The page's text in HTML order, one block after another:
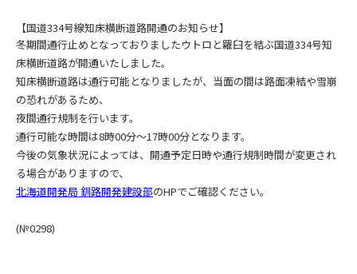
【国道334号線知床横断道路開通のお知らせ】
冬期間通行止めとなっておりましたウトロと羅臼を結ぶ国道334号知
床横断道路が開通いたしました。
知床横断道路は通行可能となりましたが、当面の間は路面凍結や雪崩
の恐れがあるため、
夜間通行規制を行います。
通行可能な時間は8時00分～17時00分となります。
今後の気象状況によっては、開通予定日時や通行規制時間が変更され
る場合がありますので、
北海道開発局 釧路開発建設部のHPでご確認ください。
(№0298)